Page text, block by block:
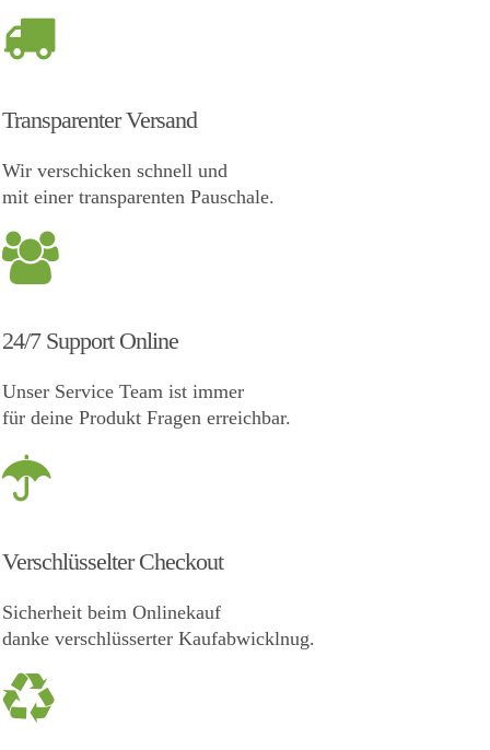
Transparenter Versand
Wir verschicken schnell und
mit einer transparenten Pauschale.
24/7 Support Online
Unser Service Team ist immer
für deine Produkt Fragen erreichbar.
Verschlüsselter Checkout
Sicherheit beim Onlinekauf
danke verschlüsserter Kaufabwicklnug.